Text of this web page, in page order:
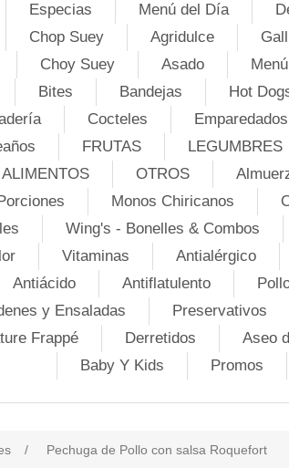
Especias Menú del Día
Chop Suey Agridulce
Choy Suey Asado
Bites Bandejas Hot
Cocteles
FRUTAS LEGUMBRES
ALIMENTOS OTROS
Monos Chiricanos
Wing's - Bonelles & Combos
Vitaminas Antialérgico
Antiácido Antiflatulento
y Ensaladas Preservativos
Frappé
Derretidos Aseo
Baby Y Kids
Promos
/ Pechuga de Pollo con salsa Roquefort